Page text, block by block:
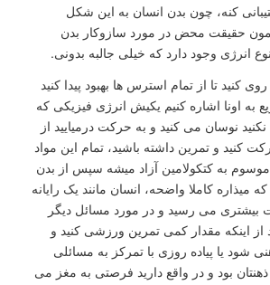
کنه، چون بدن انسان به این شکل
حقیقت محض در مورد سازوکار بدن
انرژی وجود دارد که خیلی جالبه بدونی.
کنید تا از تمام استرس ها بهبود پیدا کنید
اونا اشاره کنیم یکیش انرژی فیزیکی که
نوسان می کنید و به حرکت درمیایید از
کنید و تمرین داشته باشید، تمام این مواد
موسوم به کتکولامین آزاد میشه سپس از بدن
کاملا واضحه، انسان مانند یک رایانه
می رسید و در مورد مسائل دیگر
اینکه مقدار کمی تمرین ورزشی کنید و
شود یا پیاده روزی با تمرکز به مسائلی
ذهنتان بود و در واقع دارید فرصتی به مغز می